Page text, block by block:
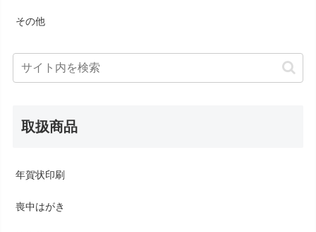
その他
取扱商品
年賀状印刷
喪中はがき